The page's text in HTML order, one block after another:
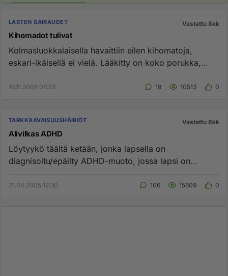
LASTEN SAIRAUDET Vastattu 8kk
Kihomadot tulivat
Kolmasluokkalaisella havaittiin eilen kihomatoja,
eskari-ikäisellä ei vielä. Lääkitty on koko porukka,
16.11.2008 08:53 19 10513 0
TARKKAAVAISUUSHÄIRIÖT Vastattu 8kk
Alivilkas ADHD
Löytyykö täältä ketään, jonka lapsella on
diagnisoitu/epäilty ADHD-muoto, jossa lapsi on
21.04.2005 12:30 106 15609 0